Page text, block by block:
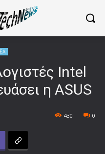
Intel
η ASUS
0
430